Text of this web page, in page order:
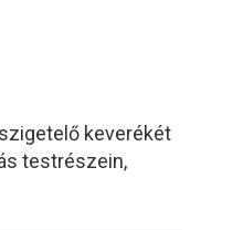
keverékét
testrészein,